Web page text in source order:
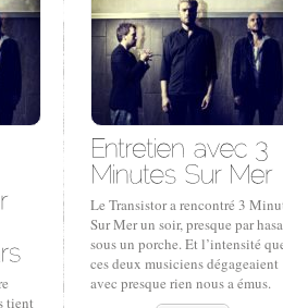
tient
Le Transistor a rencontré 3
Sur Mer un soir, presque par
sous un porche. Et l’intensité
ces deux musiciens dégageaient
avec presque rien nous a émus.